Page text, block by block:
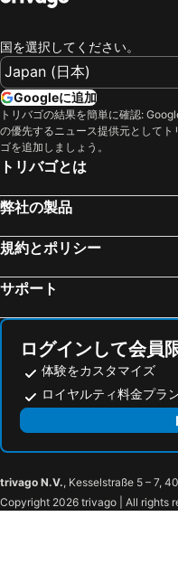
Olimpia Hotel
Gufo Depandance
Residenza Sertorelli
Hotel Chasa Chalavaina - Historisches Hotel des Jahres
Station Interlaken West
Station Interlaken East
Milano Certosa
Innsbruck Hauptbahnhof
Stazione di Bergamo
Verona Porta Nuova
Centro Direzionale di
Luzerner Rathaus
Interlaken Classics
Zeppelin Museum
Piazza della Vittoria
Duomo Metro Station
Centro Casa Cortina
オーリオ・アル・セーリオ
Caiazzo Metro Station
Lago di Cancano
Isolaccia
Italiano
国を選択してください。
Googleに追加
トリバゴの結果を簡単に確認:
の優先するニュース提供元としてト
ゴを追加しましょう。
トリバゴとは
弊社の製品
規約とポリシー
サポート
ログインして会員
体験をカスタマイズ
ロイヤルティ料金プラ
trivago N.V., Kesselstraße 5 – 7,
Copyright 2026 trivago | All rights